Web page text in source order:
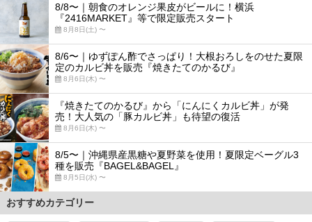
8/8〜｜朝食のオレンジ果皮がビールに！横浜
『2416MARKET』等で限定販売スタート
8月8日(土) 〜
8/6〜｜ゆずぽん酢でさっぱり！大根おろしをのせた夏限
定のカルビ丼を販売『焼きたてのかるび』
8月6日(木) 〜
『焼きたてのかるび』から「にんにくカルビ丼」が発
売！大人気の「豚カルビ丼」も待望の復活
8月6日(木) 〜
8/5〜｜沖縄県産黒糖や夏野菜を使用！夏限定ベーグル3
種を販売『BAGEL&BAGEL』
8月5日(水) 〜
おすすめカテゴリー